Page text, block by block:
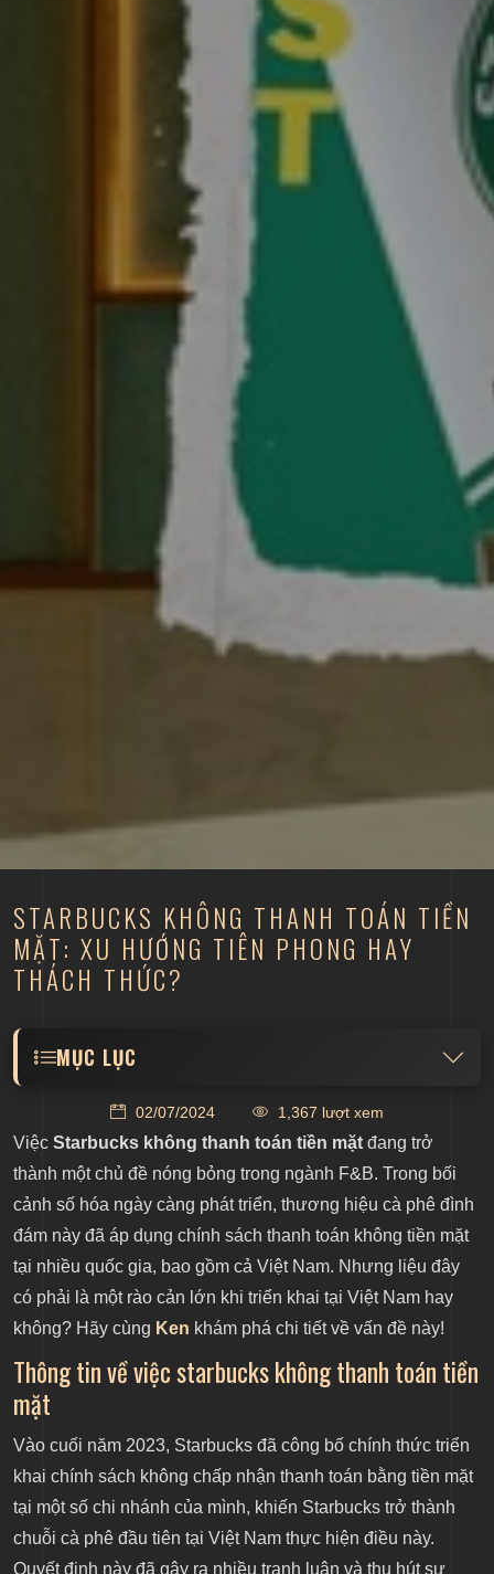
STARBUCKS KHÔNG THANH TOÁN TIỀN
MẶT: XU HƯỚNG TIÊN PHONG HAY
THÁCH THỨC?
MỤC LỤC
starbucks
Phản ứng của khách hàng trước chính sách không
tiền mặt
Các chi nhánh áp dụng chính sách không tiền mặt
Xu hướng thanh toán không dùng tiền mặt trong
02/07/2024 1,367 lượt xem
Việc Starbucks không thanh toán tiền mặt đang trở
thành một chủ đề nóng bỏng trong ngành F&B. Trong bối
cảnh số hóa ngày càng phát triển, thương hiệu cà phê đình
đám này đã áp dụng chính sách thanh toán không tiền mặt
tại nhiều quốc gia, bao gồm cả Việt Nam. Nhưng liệu đây
có phải là một rào cản lớn khi triển khai tại Việt Nam hay
không? Hãy cùng Ken khám phá chi tiết về vấn đề này!
Thông tin về việc starbucks không thanh toán tiền
mặt
Vào cuối năm 2023, Starbucks đã công bố chính thức triển
khai chính sách không chấp nhận thanh toán bằng tiền mặt
tại một số chi nhánh của mình, khiến Starbucks trở thành
chuỗi cà phê đầu tiên tại Việt Nam thực hiện điều này.
Quyết định này đã gây ra nhiều tranh luận và thu hút sự